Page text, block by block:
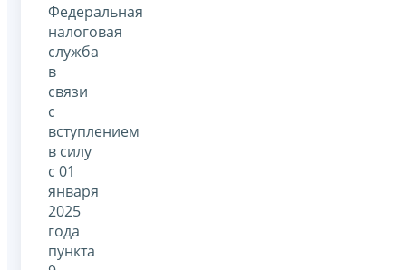
Федеральная
налоговая
служба
в
связи
с
вступлением
в силу
с 01
января
2025
года
пункта